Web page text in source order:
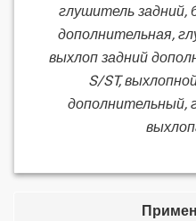
глушитель задний,
дополнительная,
выхлоп задний
S/ST,
дополнительный,